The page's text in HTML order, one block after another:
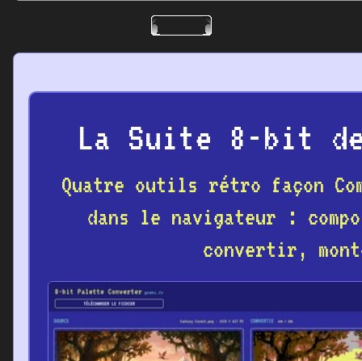
La Suite 8-bit
Quatre outils rétro façon
dans le navigateur :
convertir,